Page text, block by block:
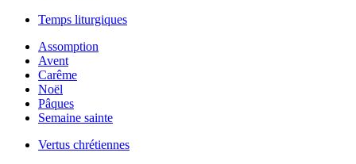
Temps liturgiques
Assomption
Avent
Carême
Noël
Pâques
Semaine sainte
Vertus chrétiennes